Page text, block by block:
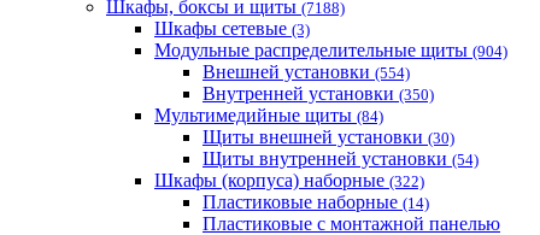
Шкафы, боксы и щиты (7188)
Шкафы сетевые (3)
Модульные распределительные щиты (904)
Внешней установки (554)
Внутренней установки (350)
Мультимедийные щиты (84)
Щиты внешней установки (30)
Щиты внутренней установки (54)
Шкафы (корпуса) наборные (322)
Пластиковые наборные (14)
Пластиковые с монтажной панелью